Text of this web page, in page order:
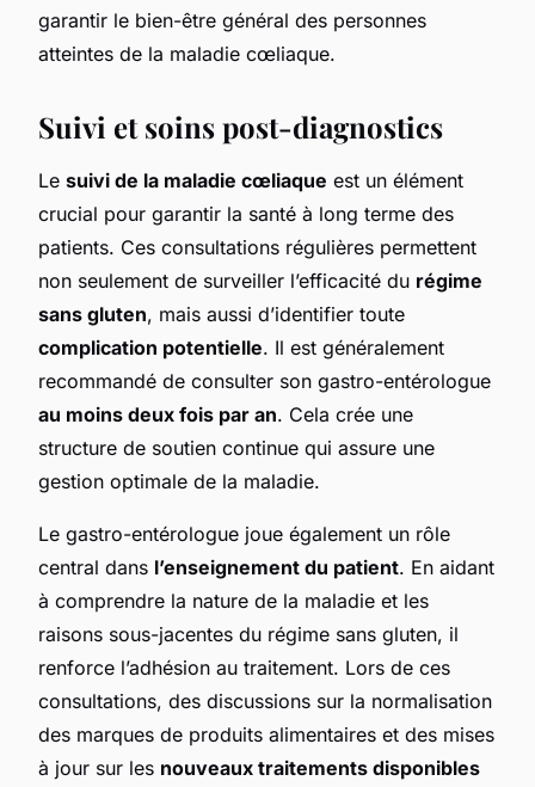
garantir le bien-être général des personnes
atteintes de la maladie cœliaque.
Suivi et soins post-diagnostics
Le suivi de la maladie cœliaque est un élément
crucial pour garantir la santé à long terme des
patients. Ces consultations régulières permettent
non seulement de surveiller l’efficacité du régime
sans gluten, mais aussi d’identifier toute
complication potentielle. Il est généralement
recommandé de consulter son gastro-entérologue
au moins deux fois par an. Cela crée une
structure de soutien continue qui assure une
gestion optimale de la maladie.
Le gastro-entérologue joue également un rôle
central dans l’enseignement du patient. En aidant
à comprendre la nature de la maladie et les
raisons sous-jacentes du régime sans gluten, il
renforce l’adhésion au traitement. Lors de ces
consultations, des discussions sur la normalisation
des marques de produits alimentaires et des mises
à jour sur les nouveaux traitements disponibles